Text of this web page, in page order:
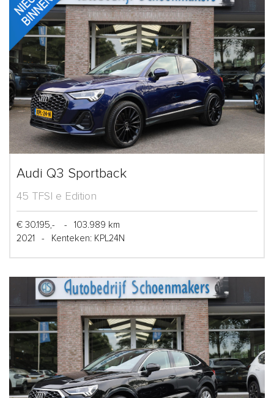
Audi Q3 Sportback
45 TFSI e Edition
€ 30.195,- -
103.989 km
2021
- Kenteken: KPL24N